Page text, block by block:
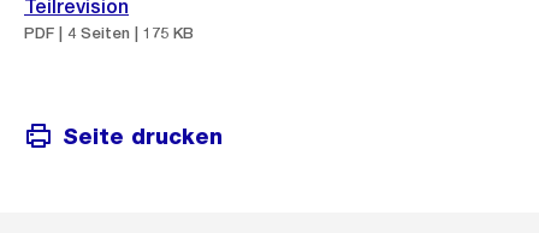
Teilrevision
PDF | 4 Seiten | 175 KB
Seite drucken